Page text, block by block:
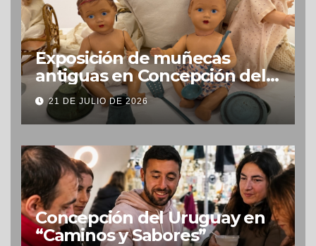
Exposición de muñecas
antiguas en Concepción del
Uruguay
21 DE JULIO DE 2026
Concepción del Uruguay en
“Caminos y Sabores”